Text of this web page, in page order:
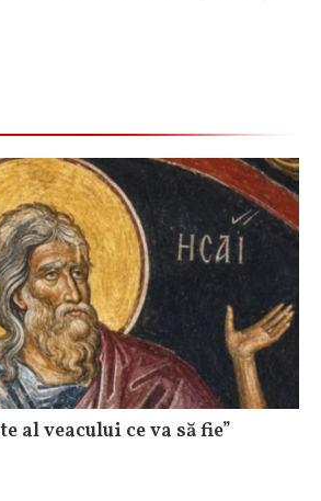
al veacului ce va să fie”